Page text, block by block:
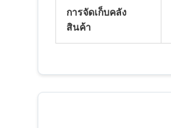
การจัดเก็บคลัง
สินค้า